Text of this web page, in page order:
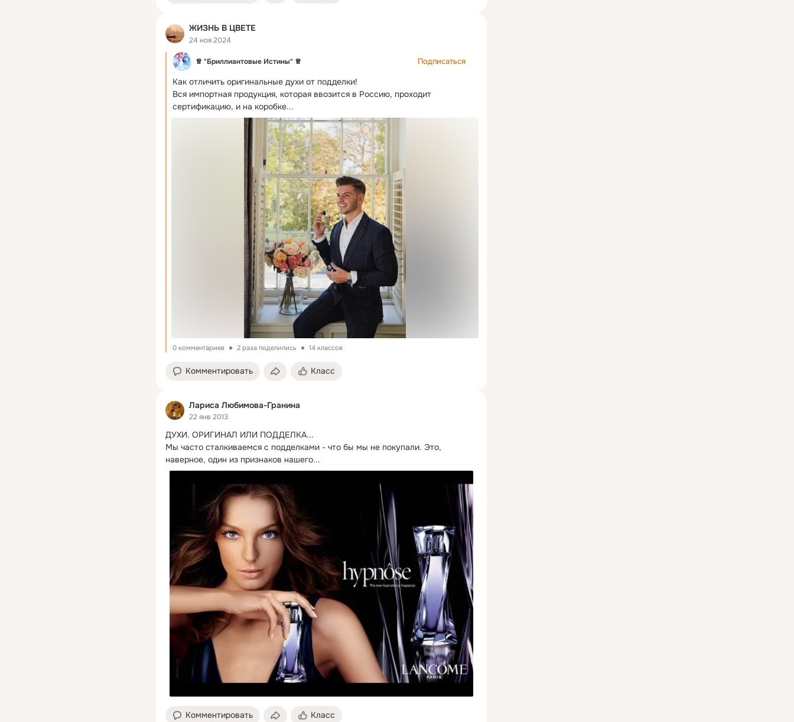
ЖИЗНЬ В ЦВЕТЕ
24 ноя 2024
♕ "Бриллиантовые Истины" ♕ Подписаться
Как отличить оригинальные духи от подделки!
Вся импортная продукция, которая ввозится в Россию, проходит
сертификацию, и на коробке...
0 комментариев 2 раза поделились 14 классов
Комментировать Класс
Лариса Любимова-Гранина
22 янв 2013
ДУХИ. ОРИГИНАЛ ИЛИ ПОДДЕЛКА...
Мы часто сталкиваемся с подделками - что бы мы не покупали. Это,
наверное, один из признаков нашего...
Комментировать Класс